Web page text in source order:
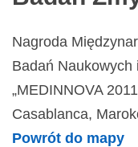
Nagroda
Badań Naukowych
„MEDINNOVA
Casablanca,
Powrót do mapy